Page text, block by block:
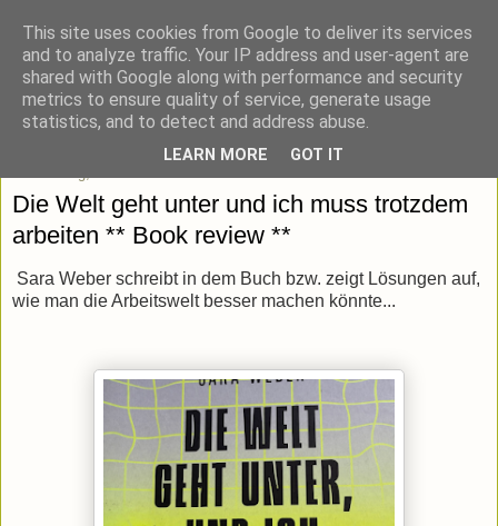
blick-punkt[e..]
Momentaufnahmen von unterwegs & daheim.
Die Welt geht unter und ich muss trotzdem
arbeiten ** Book review **
Sara Weber schreibt in dem Buch bzw. zeigt Lösungen auf,
wie man die Arbeitswelt besser machen könnte...
This site uses cookies from Google to deliver its services
and to analyze traffic. Your IP address and user-agent are
shared with Google along with performance and security
metrics to ensure quality of service, generate usage
statistics, and to detect and address abuse.
LEARN MORE GOT IT